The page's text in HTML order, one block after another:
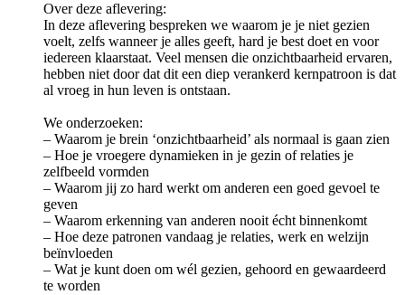
Over deze aflevering:
In deze aflevering bespreken we waarom je je niet gezien
voelt, zelfs wanneer je alles geeft, hard je best doet en voor
iedereen klaarstaat. Veel mensen die onzichtbaarheid ervaren,
hebben niet door dat dit een diep verankerd kernpatroon is dat
al vroeg in hun leven is ontstaan.
We onderzoeken:
– Waarom je brein ‘onzichtbaarheid’ als normaal is gaan zien
– Hoe je vroegere dynamieken in je gezin of relaties je
zelfbeeld vormden
– Waarom jij zo hard werkt om anderen een goed gevoel te
geven
– Waarom erkenning van anderen nooit écht binnenkomt
– Hoe deze patronen vandaag je relaties, werk en welzijn
beïnvloeden
– Wat je kunt doen om wél gezien, gehoord en gewaardeerd
te worden